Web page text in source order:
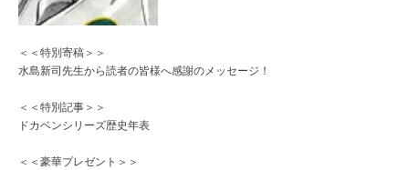
＜＜特別寄稿＞＞
水島新司先生から読者の皆様へ感謝のメッセージ！
＜＜特別記事＞＞
ドカベンシリーズ歴史年表
＜＜豪華プレゼント＞＞